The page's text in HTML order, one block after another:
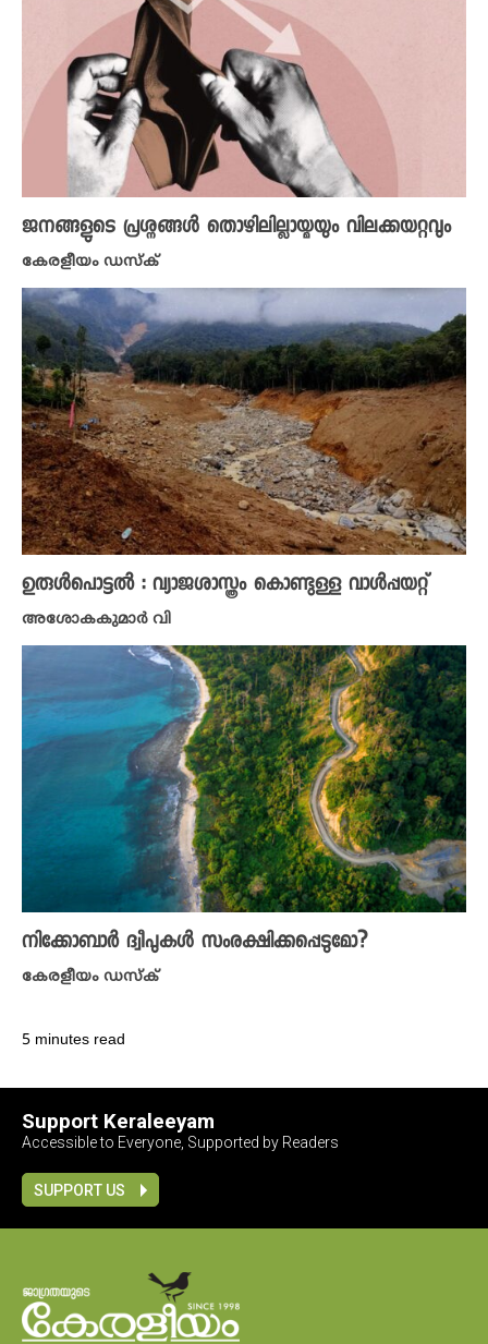
ജനങ്ങളുടെ പ്രശ്നങ്ങൾ തൊഴിലില്ലായ്മയും വിലക്കയറ്റവും
കേരളീയം ഡസ്ക്
ഉരുൾപൊട്ടൽ : വ്യാജശാസ്ത്രം കൊണ്ടുള്ള വാൾപ്പയറ്റ്
അശോകകുമാർ വി
നിക്കോബാർ ദ്വീപുകൾ സംരക്ഷിക്കപ്പെടുമോ?
കേരളീയം ഡസ്ക്
5 minutes read
Support Keraleeyam
Accessible to Everyone, Supported by Readers
SUPPORT US